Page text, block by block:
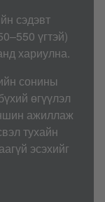
сэдэвт
үгтэй)
хариулна.
сонины
өгүүлэл
ажиллаж
тухайн
эсэхийг